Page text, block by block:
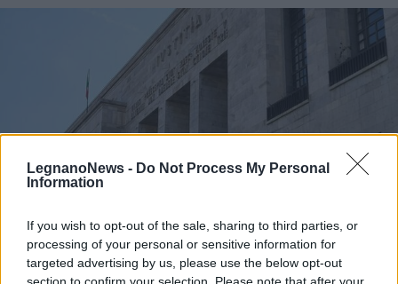
LegnanoNews - Do Not Process My Personal
Information
If you wish to opt-out of the sale, sharing to third parties, or
processing of your personal or sensitive information for
targeted advertising by us, please use the below opt-out
section to confirm your selection. Please note that after your